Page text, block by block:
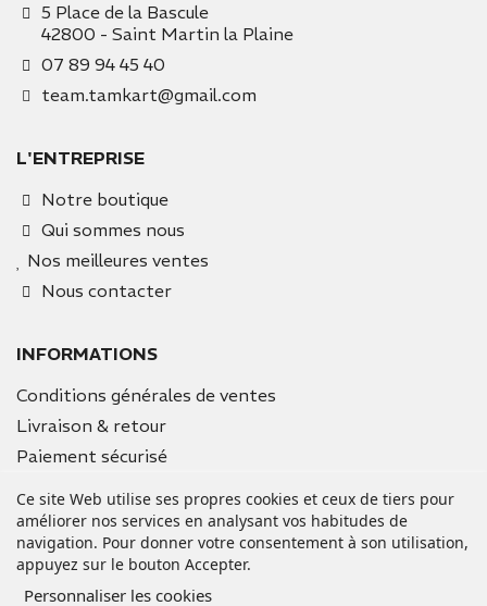
5 Place de la Bascule
42800 - Saint Martin la Plaine
07 89 94 45 40
team.tamkart@gmail.com
L'ENTREPRISE
Notre boutique
Qui sommes nous
Nos meilleures ventes
Nous contacter
INFORMATIONS
Conditions générales de ventes
Livraison & retour
Paiement sécurisé
VOTRE COMPTE
Informations personnelles
Ce site Web utilise ses propres cookies et ceux de tiers pour
améliorer nos services en analysant vos habitudes de
navigation. Pour donner votre consentement à son utilisation,
appuyez sur le bouton Accepter.
Personnaliser les cookies